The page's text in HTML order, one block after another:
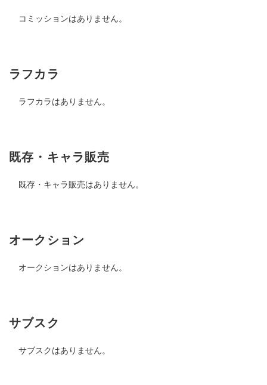
コミッションはありません。
ラフカラ
ラフカラはありません。
既存・キャラ販売
既存・キャラ販売はありません。
オークション
オークションはありません。
サブスク
サブスクはありません。